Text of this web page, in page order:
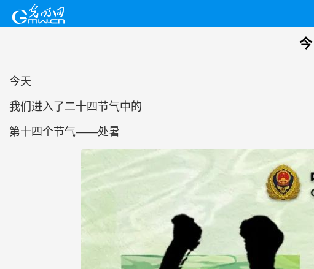
今天
我们进入了二十四节气中的
第十四个节气——处暑